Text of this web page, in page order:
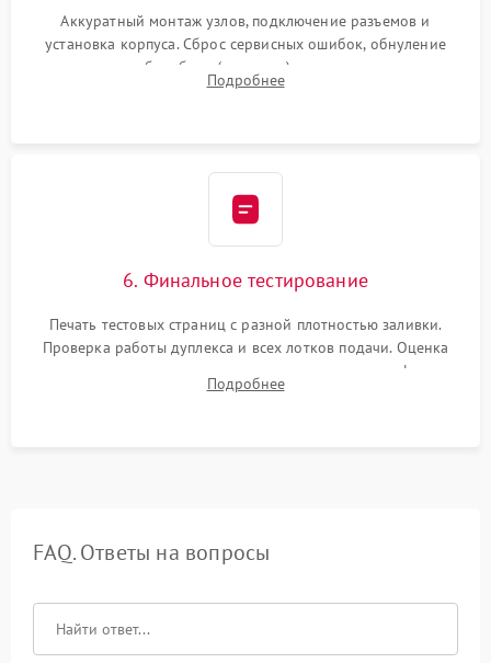
Аккуратный монтаж узлов, подключение разъемов и
установка корпуса. Сброс сервисных ошибок, обнуление
счетчиков абсорбера (памперса) или узла переноса,
обновление прошивки и программная калибровка аппарата.
Подробнее
6. Финальное тестирование
Печать тестовых страниц с разной плотностью заливки.
Проверка работы дуплекса и всех лотков подачи. Оценка
качества запекания тонера и полное отсутствие дефектов
изображения перед выдачей готового устройства.
Подробнее
FAQ. Ответы на вопросы